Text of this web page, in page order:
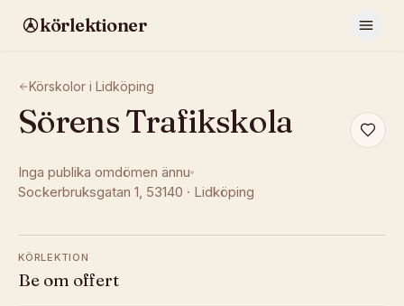
körlektioner
Körskolor i Lidköping
Sörens Trafikskola
Inga publika omdömen ännu
Sockerbruksgatan 1, 53140 · Lidköping
KÖRLEKTION
Be om offert